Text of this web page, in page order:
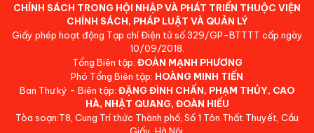
CHÍNH SÁCH TRONG HỘI NHẬP VÀ PHÁT TRIỂN THUỘC VIỆN
CHÍNH SÁCH, PHÁP LUẬT VÀ QUẢN LÝ
Giấy phép hoạt động Tạp chí Điện tử số 329/GP-BTTTT cấp ngày
10/09/2018.
Tổng Biên tập: ĐOÀN MẠNH PHƯƠNG
Phó Tổng Biên tập: HOÀNG MINH TIẾN
Ban Thư ký - Biên tập: ĐẶNG ĐÌNH CHẤN, PHẠM THỦY, CAO
HÀ, NHẬT QUANG, ĐOÀN HIẾU
Tòa soạn:T8, Cung Trí thức Thành phố, Số 1 Tôn Thất Thuyết, Cầu